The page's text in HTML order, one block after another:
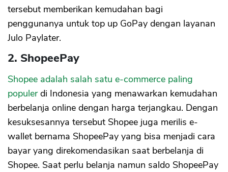
tersebut memberikan kemudahan bagi
penggunanya untuk top up GoPay dengan layanan
Julo Paylater.
2. ShopeePay
Shopee adalah salah satu e-commerce paling
populerdi Indonesia yang menawarkan kemudahan
berbelanja online dengan harga terjangkau. Dengan
kesuksesannya tersebut Shopee juga merilis e-
wallet bernama ShopeePay yang bisa menjadi cara
bayar yang direkomendasikan saat berbelanja di
Shopee. Saat perlu belanja namun saldo ShopeePay